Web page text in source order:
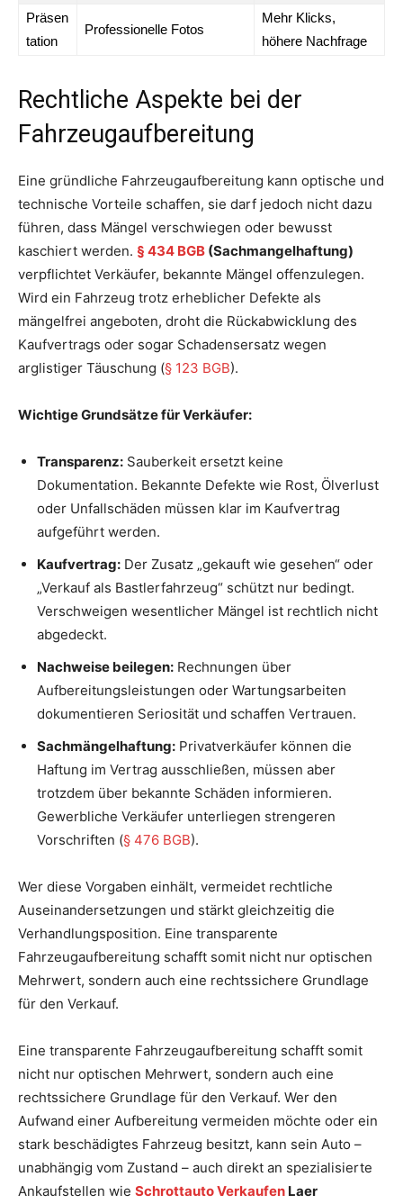
Präsen
tation
Professionelle Fotos
Mehr Klicks,
höhere Nachfrage
Rechtliche Aspekte bei der
Fahrzeugaufbereitung
Eine gründliche Fahrzeugaufbereitung kann optische und
technische Vorteile schaffen, sie darf jedoch nicht dazu
führen, dass Mängel verschwiegen oder bewusst
kaschiert werden. § 434 BGB (Sachmangelhaftung)
verpflichtet Verkäufer, bekannte Mängel offenzulegen.
Wird ein Fahrzeug trotz erheblicher Defekte als
mängelfrei angeboten, droht die Rückabwicklung des
Kaufvertrags oder sogar Schadensersatz wegen
arglistiger Täuschung (§ 123 BGB).
Wichtige Grundsätze für Verkäufer:
Transparenz: Sauberkeit ersetzt keine
Dokumentation. Bekannte Defekte wie Rost, Ölverlust
oder Unfallschäden müssen klar im Kaufvertrag
aufgeführt werden.
Kaufvertrag: Der Zusatz „gekauft wie gesehen“ oder
„Verkauf als Bastlerfahrzeug“ schützt nur bedingt.
Verschweigen wesentlicher Mängel ist rechtlich nicht
abgedeckt.
Nachweise beilegen: Rechnungen über
Aufbereitungsleistungen oder Wartungsarbeiten
dokumentieren Seriosität und schaffen Vertrauen.
Sachmängelhaftung: Privatverkäufer können die
Haftung im Vertrag ausschließen, müssen aber
trotzdem über bekannte Schäden informieren.
Gewerbliche Verkäufer unterliegen strengeren
Vorschriften (§ 476 BGB).
Wer diese Vorgaben einhält, vermeidet rechtliche
Auseinandersetzungen und stärkt gleichzeitig die
Verhandlungsposition. Eine transparente
Fahrzeugaufbereitung schafft somit nicht nur optischen
Mehrwert, sondern auch eine rechtssichere Grundlage
für den Verkauf.
Eine transparente Fahrzeugaufbereitung schafft somit
nicht nur optischen Mehrwert, sondern auch eine
rechtssichere Grundlage für den Verkauf. Wer den
Aufwand einer Aufbereitung vermeiden möchte oder ein
stark beschädigtes Fahrzeug besitzt, kann sein Auto –
unabhängig vom Zustand – auch direkt an spezialisierte
Ankaufstellen wie Schrottauto Verkaufen Laer